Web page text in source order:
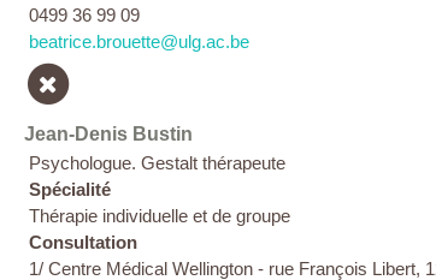
0499 36 99 09
beatrice.brouette@ulg.ac.be
Jean-Denis Bustin
Psychologue. Gestalt thérapeute
Spécialité
Thérapie individuelle et de groupe
Consultation
1/ Centre Médical Wellington - rue François Libert,